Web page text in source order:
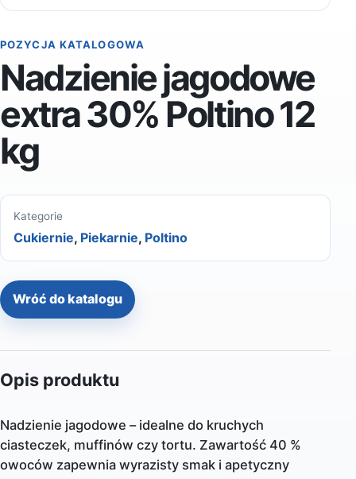
POZYCJA KATALOGOWA
Nadzienie jagodowe
extra 30% Poltino 12
kg
Kategorie
Cukiernie, Piekarnie, Poltino
Wróć do katalogu
Opis produktu
Nadzienie jagodowe – idealne do kruchych
ciasteczek, muffinów czy tortu. Zawartość 40 %
owoców zapewnia wyrazisty smak i apetyczny